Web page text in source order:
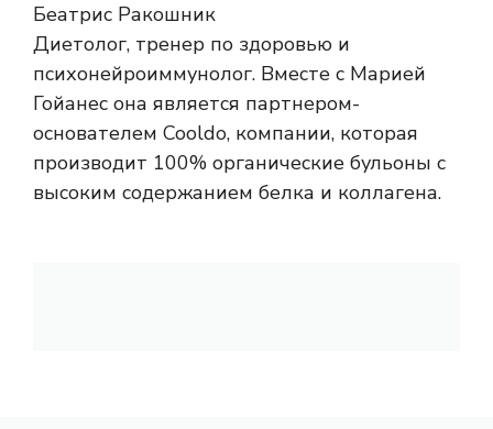
Беатрис Ракошник
Диетолог, тренер по здоровью и
психонейроиммунолог. Вместе с Марией
Гойанес она является партнером-
основателем Cooldo, компании, которая
производит 100% органические бульоны с
высоким содержанием белка и коллагена.